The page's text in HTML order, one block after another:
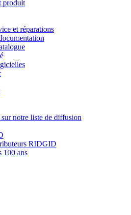
produit
et réparations
notre liste de diffusion
RIDGID
100 ans